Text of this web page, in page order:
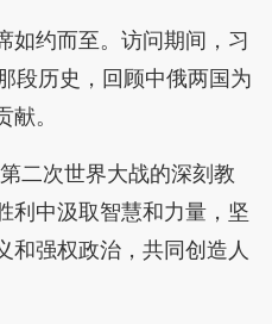
约而至。访问期间，习
段历史，回顾中俄两国为
。
次世界大战的深刻教
利中汲取智慧和力量，坚
和强权政治，共同创造人